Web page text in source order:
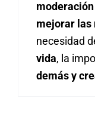
mejorar las
necesidad
vida, la
demás y